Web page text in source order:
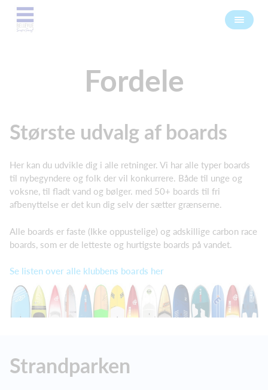
Fordele
Største udvalg af boards
Her kan du udvikle dig i alle retninger. Vi har alle typer boards
til nybegyndere og folk der vil konkurrere. Både til unge og
voksne, til fladt vand og bølger. med 50+ boards til fri
afbenyttelse er det kun dig selv der sætter grænserne.
Alle boards er faste (Ikke oppustelige) og adskillige carbon race
boards, som er de letteste og hurtigste boards på vandet.
Se listen over alle klubbens boards her
Strandparken